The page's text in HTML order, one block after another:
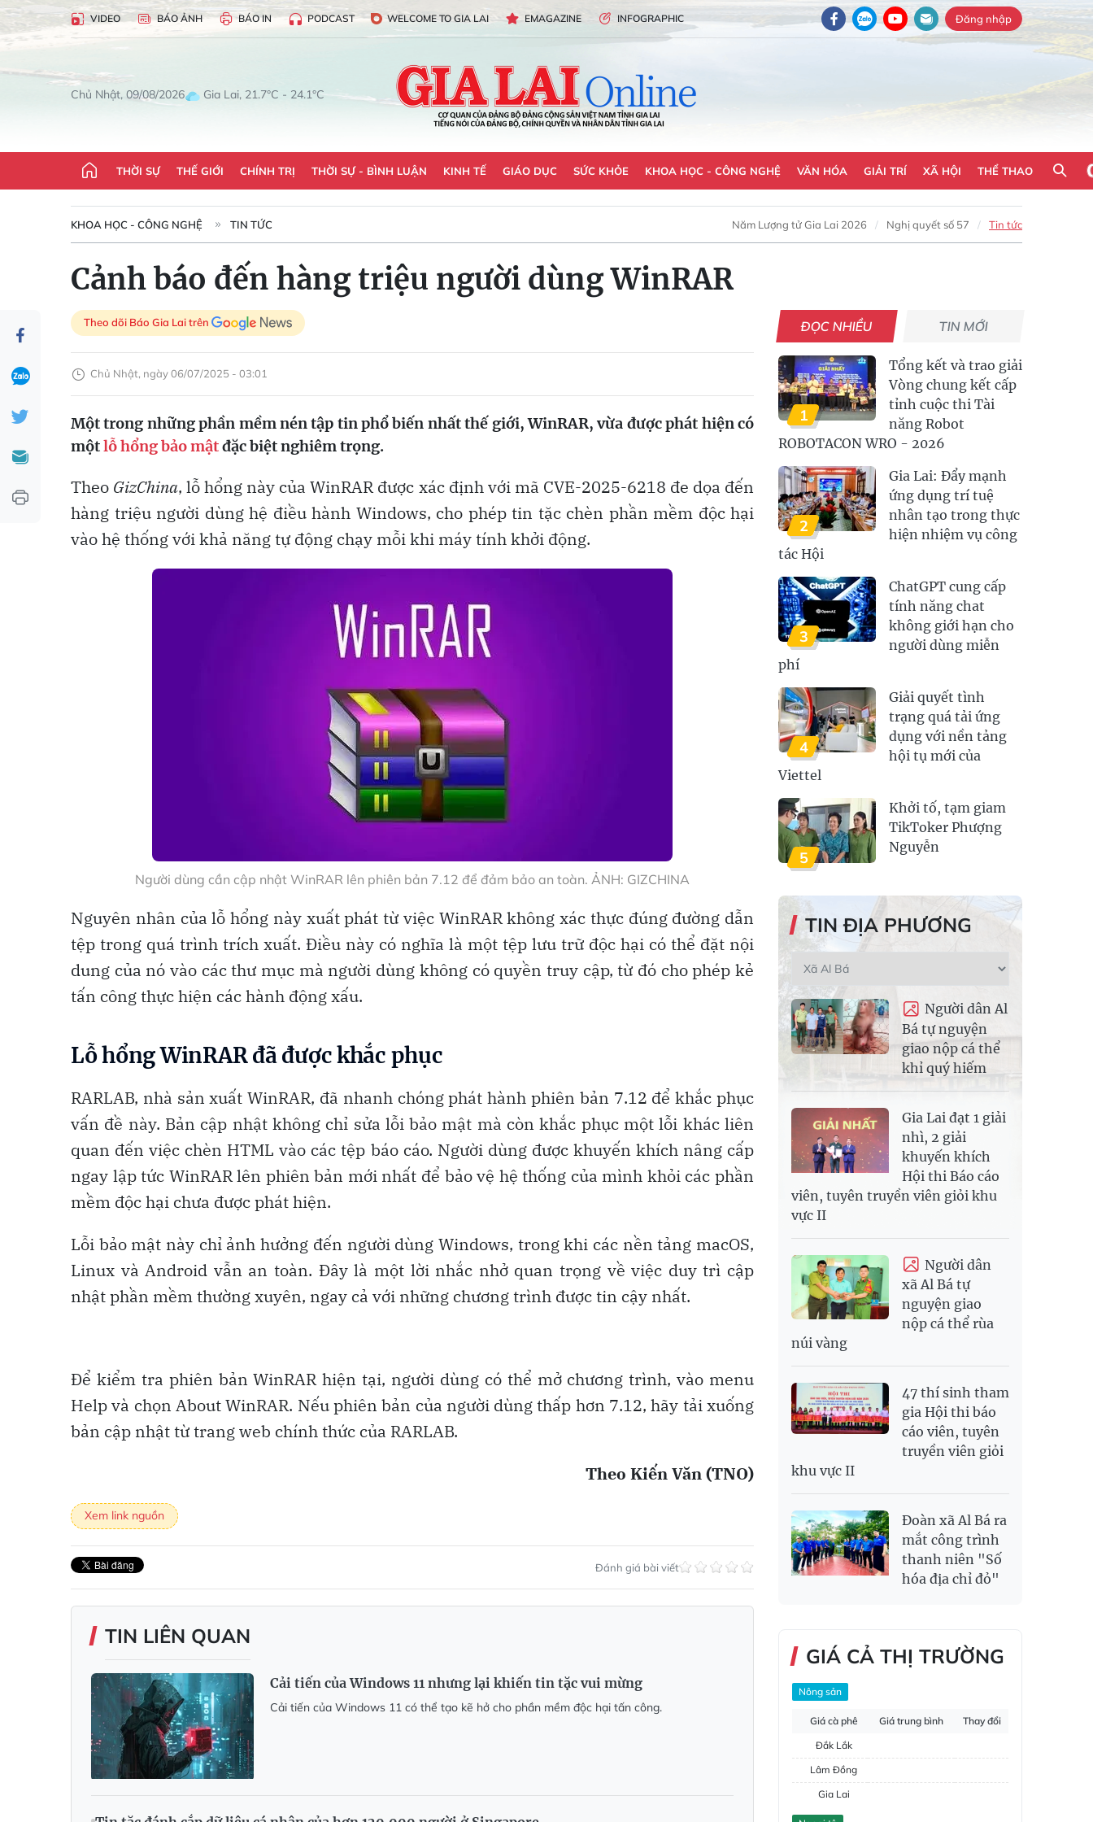
VIDEO BÁO ẢNH BÁO IN PODCAST WELCOME TO GIA LAI EMAGAZINE INFOGRAPHIC Đăng nhập
Chủ Nhật, 09/08/2026 Gia Lai, 21.7°C - 24.1°C
THỜI SỰ THẾ GIỚI CHÍNH TRỊ THỜI SỰ - BÌNH LUẬN KINH TẾ GIÁO DỤC SỨC KHỎE KHOA HỌC - CÔNG NGHỆ VĂN HÓA GIẢI TRÍ XÃ HỘI THỂ THAO
KHOA HỌC - CÔNG NGHỆ TIN TỨC Năm Lượng tử Gia Lai 2026 Nghị quyết số 57 Tin tức
Cảnh báo đến hàng triệu người dùng WinRAR
Theo dõi Báo Gia Lai trên
Chủ Nhật, ngày 06/07/2025 - 03:01
Một trong những phần mềm nén tập tin phổ biến nhất thế giới, WinRAR, vừa được phát hiện có
mộtlỗ hổng bảo mậtđặc biệt nghiêm trọng.
Theo GizChina, lỗ hổng này của WinRAR được xác định với mã CVE-2025-6218 đe dọa đến
hàng triệu người dùng hệ điều hành Windows, cho phép tin tặc chèn phần mềm độc hại
vào hệ thống với khả năng tự động chạy mỗi khi máy tính khởi động.
Người dùng cần cập nhật WinRAR lên phiên bản 7.12 để đảm bảo an toàn. ẢNH: GIZCHINA
Nguyên nhân của lỗ hổng này xuất phát từ việc WinRAR không xác thực đúng đường dẫn
tệp trong quá trình trích xuất. Điều này có nghĩa là một tệp lưu trữ độc hại có thể đặt nội
dung của nó vào các thư mục mà người dùng không có quyền truy cập, từ đó cho phép kẻ
tấn công thực hiện các hành động xấu.
Lỗ hổng WinRAR đã được khắc phục
RARLAB, nhà sản xuất WinRAR, đã nhanh chóng phát hành phiên bản 7.12 để khắc phục
vấn đề này. Bản cập nhật không chỉ sửa lỗi bảo mật mà còn khắc phục một lỗi khác liên
quan đến việc chèn HTML vào các tệp báo cáo. Người dùng được khuyến khích nâng cấp
ngay lập tức WinRAR lên phiên bản mới nhất để bảo vệ hệ thống của mình khỏi các phần
mềm độc hại chưa được phát hiện.
Lỗi bảo mật này chỉ ảnh hưởng đến người dùng Windows, trong khi các nền tảng macOS,
Linux và Android vẫn an toàn. Đây là một lời nhắc nhở quan trọng về việc duy trì cập
nhật phần mềm thường xuyên, ngay cả với những chương trình được tin cậy nhất.
Để kiểm tra phiên bản WinRAR hiện tại, người dùng có thể mở chương trình, vào menu
Help và chọn About WinRAR. Nếu phiên bản của người dùng thấp hơn 7.12, hãy tải xuống
bản cập nhật từ trang web chính thức của RARLAB.
Theo Kiến Văn (TNO)
Xem link nguồn
Đánh giá bài viết
TIN LIÊN QUAN
Cải tiến của Windows 11 nhưng lại khiến tin tặc vui mừng
Cải tiến của Windows 11 có thể tạo kẽ hở cho phần mềm độc hại tấn công.
ĐỌC NHIỀU TIN MỚI
1
Tổng kết và trao giải
Vòng chung kết cấp
tỉnh cuộc thi Tài
năng Robot
ROBOTACON WRO - 2026
2
Gia Lai: Đẩy mạnh
ứng dụng trí tuệ
nhân tạo trong thực
hiện nhiệm vụ công
tác Hội
3
ChatGPT cung cấp
tính năng chat
không giới hạn cho
người dùng miễn
phí
4
Giải quyết tình
trạng quá tải ứng
dụng với nền tảng
hội tụ mới của
Viettel
5
Khởi tố, tạm giam
TikToker Phượng
Nguyễn
TIN ĐỊA PHƯƠNG
Người dân Al
Bá tự nguyện
giao nộp cá thể
khỉ quý hiếm
Gia Lai đạt 1 giải
nhì, 2 giải
khuyến khích
Hội thi Báo cáo
viên, tuyên truyền viên giỏi khu
vực II
Người dân
xã Al Bá tự
nguyện giao
nộp cá thể rùa
núi vàng
47 thí sinh tham
gia Hội thi báo
cáo viên, tuyên
truyền viên giỏi
khu vực II
Đoàn xã Al Bá ra
mắt công trình
thanh niên "Số
hóa địa chỉ đỏ"
GIÁ CẢ THỊ TRƯỜNG
Nông sản
Giá cà phê Giá trung bình
Thay đổi
Đắk Lắk
Lâm Đồng
Gia Lai
Đắk Nông